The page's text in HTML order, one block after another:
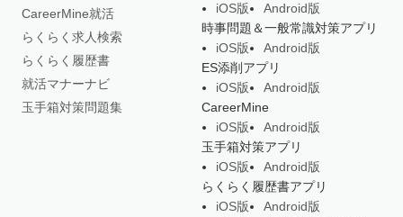
CareerMine就活
らくらく求人検索
らくらく履歴書
就活マナーナビ
玉手箱対策問題集
iOS版
Android版
時事問題＆一般常識対策アプリ
iOS版
Android版
ES添削アプリ
iOS版
Android版
CareerMine
iOS版
Android版
玉手箱対策アプリ
iOS版
Android版
らくらく履歴書アプリ
iOS版
Android版